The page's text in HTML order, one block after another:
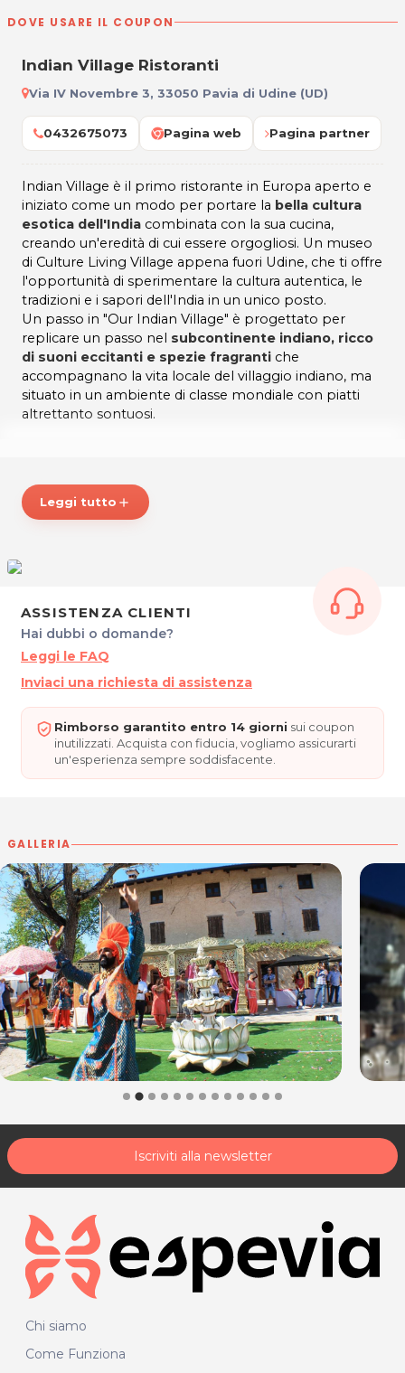
DOVE USARE IL COUPON
Indian Village Ristoranti
Via IV Novembre 3, 33050 Pavia di Udine (UD)
0432675073 Pagina web Pagina partner
Indian Village è il primo ristorante in Europa aperto e
iniziato come un modo per portare la bella cultura
esotica dell'India combinata con la sua cucina,
creando un'eredità di cui essere orgogliosi. Un museo
di Culture Living Village appena fuori Udine, che ti offre
l'opportunità di sperimentare la cultura autentica, le
tradizioni e i sapori dell'India in un unico posto.
Un passo in "Our Indian Village" è progettato per
replicare un passo nel subcontinente indiano, ricco
di suoni eccitanti e spezie fragranti che
accompagnano la vita locale del villaggio indiano, ma
situato in un ambiente di classe mondiale con piatti
altrettanto sontuosi.
ORARI
INDIAN VILLAGE
Via IV Novembre, 3
Tel. 0432675073
P.IVA 02905060303
Per ulteriori informazioni sull'offerta o sulle modalità di
acquisto scrivi aposta@espevia.it.
Leggi tutto add
ASSISTENZA CLIENTI
Hai dubbi o domande?
Leggi le FAQ
Inviaci una richiesta di assistenza
Rimborso garantito entro 14 giorni sui coupon
inutilizzati. Acquista con fiducia, vogliamo assicurarti
un'esperienza sempre soddisfacente.
GALLERIA
Iscriviti alla newsletter
Chi siamo
Come Funziona